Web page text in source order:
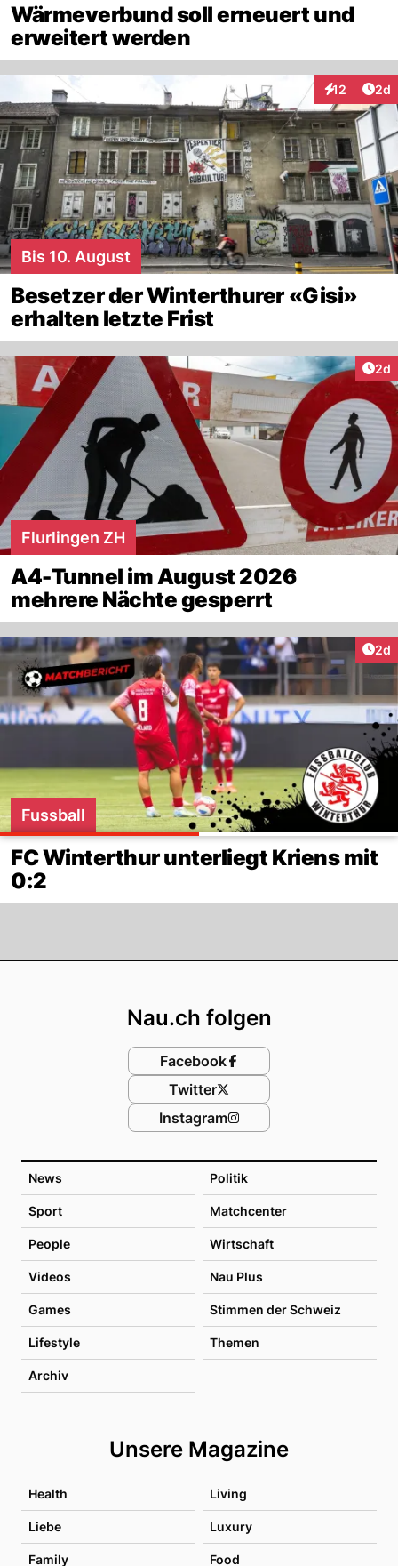
Wärmeverbund soll erneuert und
erweitert werden
12
Interaktionen
2d
Bis 10. August
Besetzer der Winterthurer «Gisi»
erhalten letzte Frist
2d
Flurlingen ZH
A4-Tunnel im August 2026
mehrere Nächte gesperrt
2d
Fussball
FC Winterthur unterliegt Kriens mit
0:2
News Politik
Sport Matchcenter
People Wirtschaft
Videos Nau Plus
Games Stimmen der Schweiz
Lifestyle Themen
Archiv
Unsere Magazine
Health Living
Liebe Luxury
Family Food
Nau.ch folgen
Facebook
Twitter
Instagram